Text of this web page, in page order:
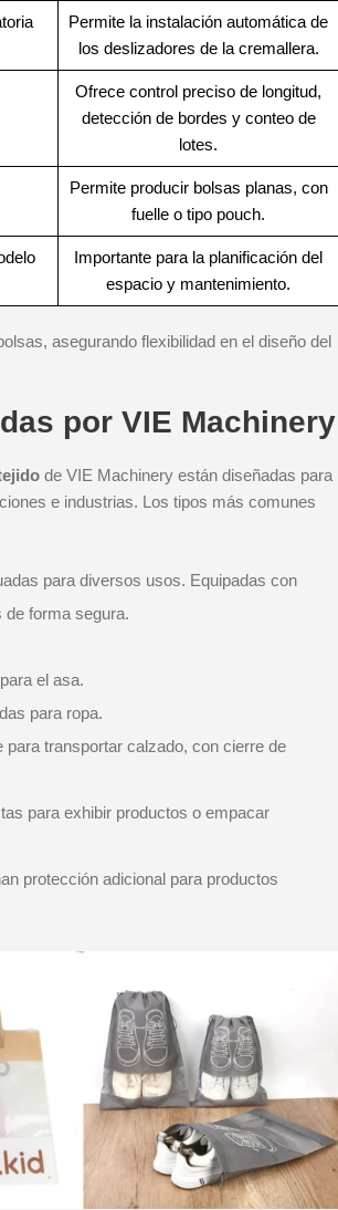
Permite la instalación automática de
los deslizadores de la cremallera.
Ofrece control preciso de longitud,
detección de bordes y conteo de
lotes.
Permite producir bolsas planas, con
fuelle o tipo pouch.
Importante para la planificación del
espacio y mantenimiento.
asegurando flexibilidad en el diseño del
por VIE Machinery
de VIE Machinery están diseñadas para
e industrias. Los tipos más comunes
para diversos usos. Equipadas con
de forma segura.
el asa.
para ropa.
transportar calzado, con cierre de
para exhibir productos o empacar
protección adicional para productos